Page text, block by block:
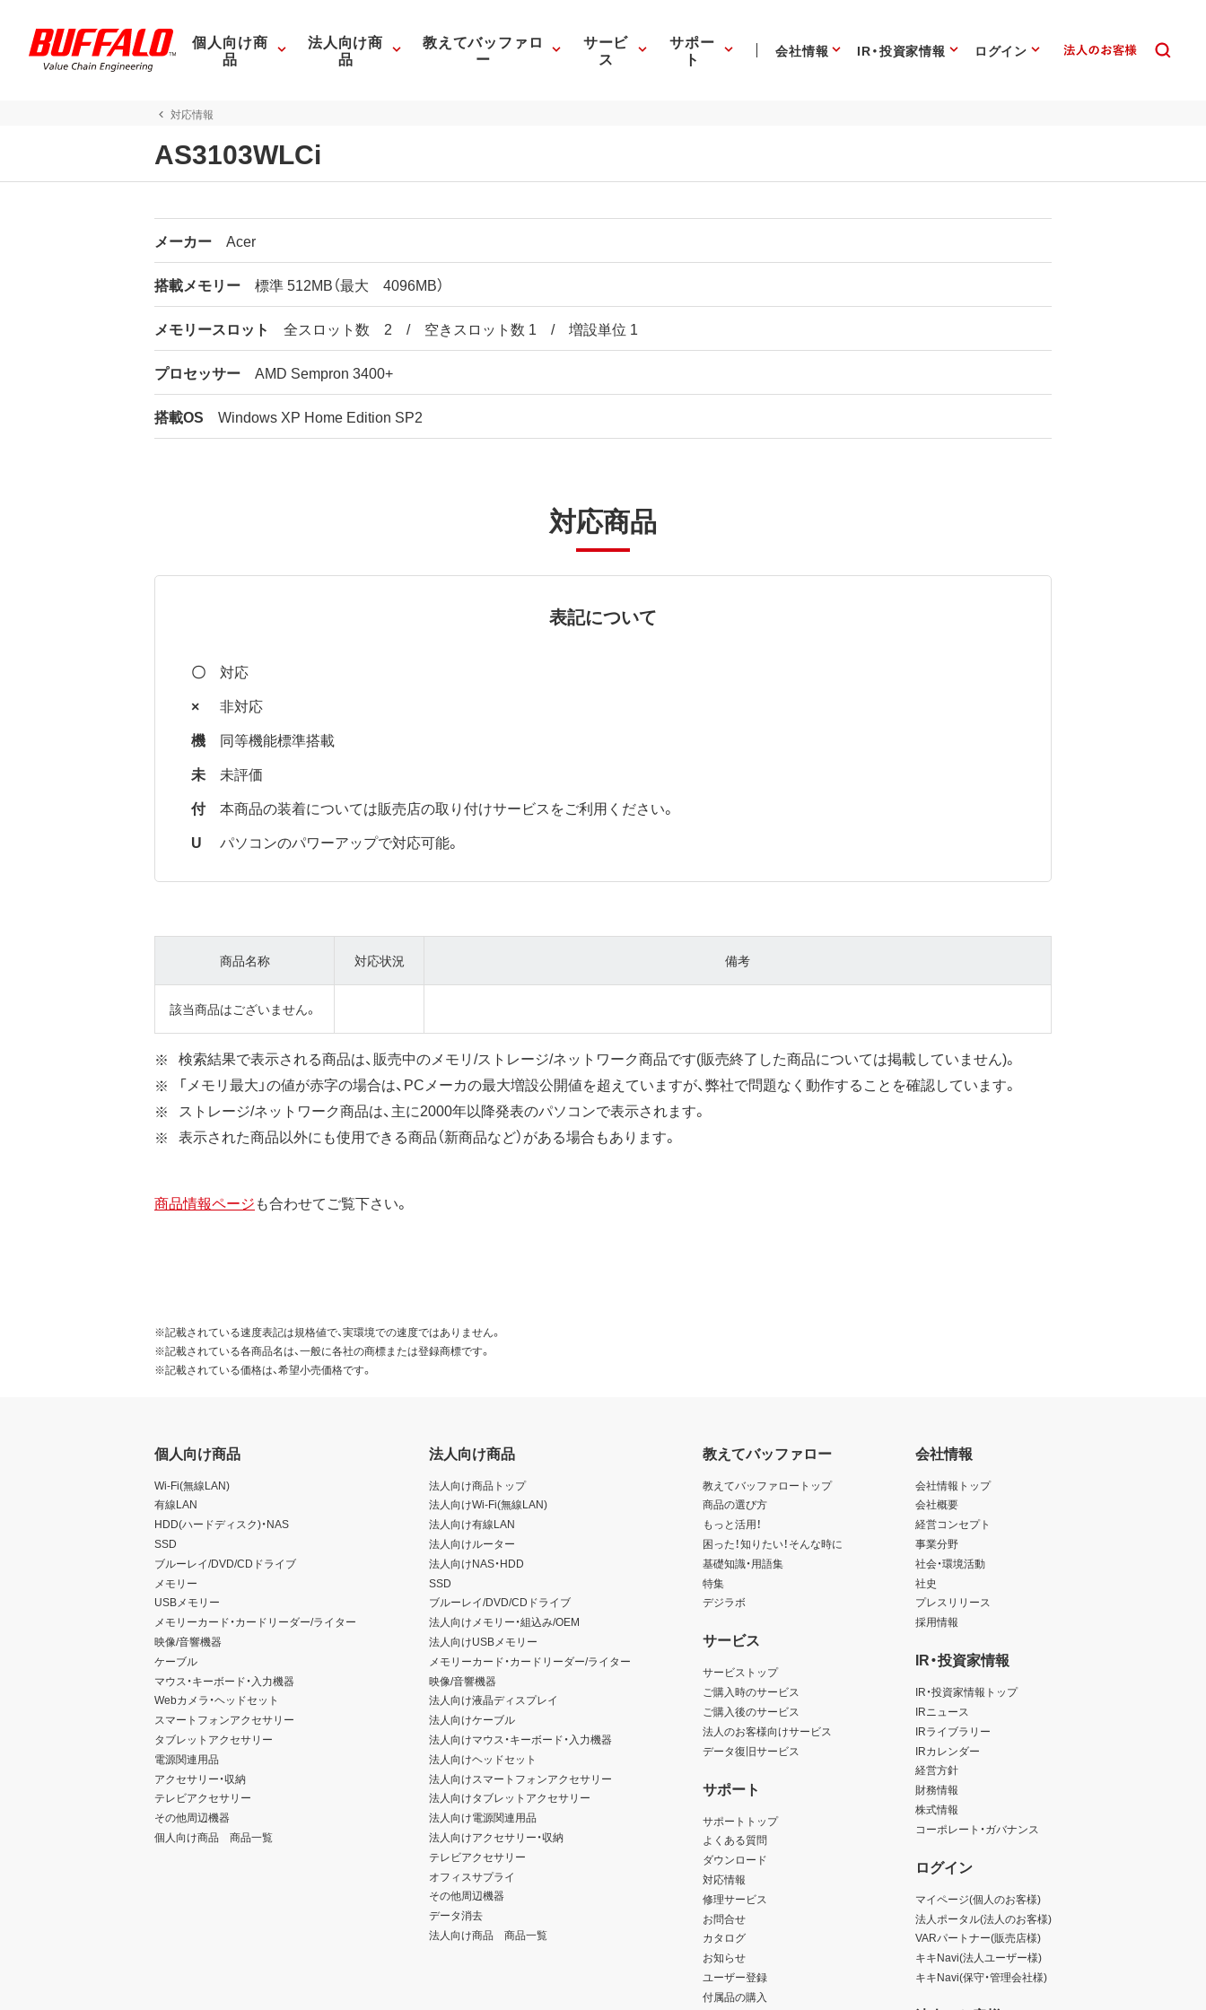
個人向け商
品
法人向け商
品
教えてバッファロ
ー
サービ
ス
サポー
ト 会社情報 IR・投資家情報 ログイン
対応情報
AS3103WLCi
メーカー Acer
搭載メモリー 標準 512MB（最大 4096MB）
メモリースロット 全スロット数 2 / 空きスロット数 1 / 増設単位 1
プロセッサー AMD Sempron 3400+
搭載OS Windows XP Home Edition SP2
対応商品
表記について
〇
対応
×
非対応
機
同等機能標準搭載
未
未評価
付
本商品の装着については販売店の取り付けサービスをご利用ください。
U
パソコンのパワーアップで対応可能。
商品名称 対応状況 備考
該当商品はございません。
検索結果で表示される商品は、販売中のメモリ/ストレージ/ネットワーク商品です(販売終了した商品については掲載していません)。
「メモリ最大」の値が赤字の場合は、PCメーカの最大増設公開値を超えていますが、弊社で問題なく動作することを確認しています。
ストレージ/ネットワーク商品は、主に2000年以降発表のパソコンで表示されます。
表示された商品以外にも使用できる商品（新商品など）がある場合もあります。
商品情報ページも合わせてご覧下さい。
※記載されている速度表記は規格値で、実環境での速度ではありません。
※記載されている各商品名は、一般に各社の商標または登録商標です。
※記載されている価格は、希望小売価格です。
個人向け商品
Wi-Fi(無線LAN)
有線LAN
HDD(ハードディスク)・NAS
SSD
ブルーレイ/DVD/CDドライブ
メモリー
USBメモリー
メモリーカード・カードリーダー/ライター
映像/音響機器
ケーブル
マウス・キーボード・入力機器
Webカメラ・ヘッドセット
スマートフォンアクセサリー
タブレットアクセサリー
電源関連用品
アクセサリー・収納
テレビアクセサリー
その他周辺機器
個人向け商品 商品一覧
法人向け商品
法人向け商品トップ
法人向けWi-Fi(無線LAN)
法人向け有線LAN
法人向けルーター
法人向けNAS・HDD
SSD
ブルーレイ/DVD/CDドライブ
法人向けメモリー・組込み/OEM
法人向けUSBメモリー
メモリーカード・カードリーダー/ライター
映像/音響機器
法人向け液晶ディスプレイ
法人向けケーブル
法人向けマウス・キーボード・入力機器
法人向けヘッドセット
法人向けスマートフォンアクセサリー
法人向けタブレットアクセサリー
法人向け電源関連用品
法人向けアクセサリー・収納
テレビアクセサリー
オフィスサプライ
その他周辺機器
データ消去
法人向け商品 商品一覧
教えてバッファロー
教えてバッファロートップ
商品の選び方
もっと活用！
困った！知りたい！そんな時に
基礎知識・用語集
特集
デジラボ
サービス
サービストップ
ご購入時のサービス
ご購入後のサービス
法人のお客様向けサービス
データ復旧サービス
サポート
サポートトップ
よくある質問
ダウンロード
対応情報
修理サービス
お問合せ
カタログ
お知らせ
ユーザー登録
付属品の購入
会社情報
会社情報トップ
会社概要
経営コンセプト
事業分野
社会・環境活動
社史
プレスリリース
採用情報
IR・投資家情報
IR・投資家情報トップ
IRニュース
IRライブラリー
IRカレンダー
経営方針
財務情報
株式情報
コーポレート・ガバナンス
ログイン
マイページ(個人のお客様)
法人ポータル(法人のお客様)
VARパートナー(販売店様)
キキNavi(法人ユーザー様)
キキNavi(保守・管理会社様)